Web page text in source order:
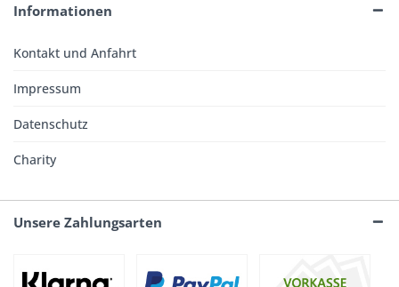
Informationen
Kontakt und Anfahrt
Impressum
Datenschutz
Charity
Unsere Zahlungsarten